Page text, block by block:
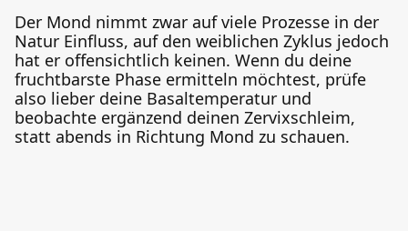
Der Mond nimmt zwar auf viele Prozesse in der
Natur Einfluss, auf den weiblichen Zyklus jedoch
hat er offensichtlich keinen. Wenn du deine
fruchtbarste Phase ermitteln möchtest, prüfe
also lieber deine Basaltemperatur und
beobachte ergänzend deinen Zervixschleim,
statt abends in Richtung Mond zu schauen.